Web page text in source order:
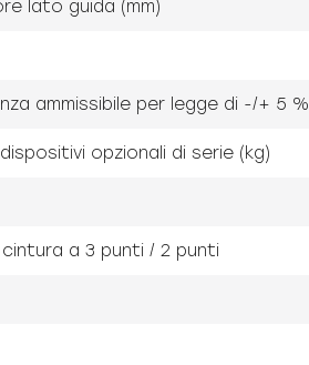
lato guida (mm)
ammissibile per legge di -/+ 5 %
opzionali di serie (kg)
a 3 punti / 2 punti